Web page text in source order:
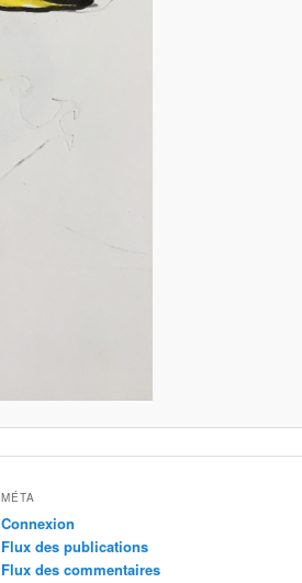
MÉTA
Connexion
Flux des publications
Flux des commentaires